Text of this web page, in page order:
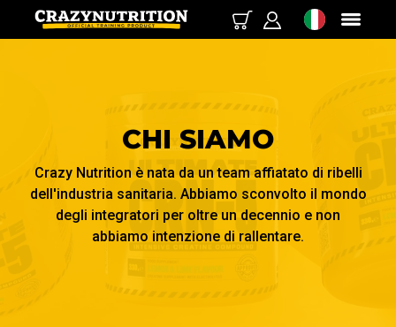
CHI SIAMO
Crazy Nutrition è nata da un team affiatato di ribelli
dell'industria sanitaria. Abbiamo sconvolto il mondo
degli integratori per oltre un decennio e non
abbiamo intenzione di rallentare.